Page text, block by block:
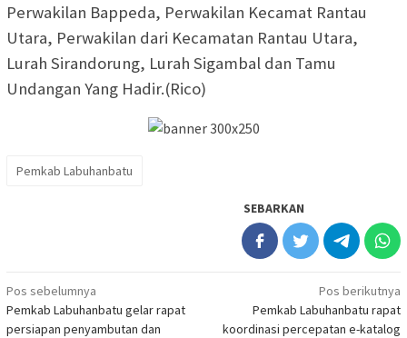
Perwakilan Bappeda, Perwakilan Kecamat Rantau
Utara, Perwakilan dari Kecamatan Rantau Utara,
Lurah Sirandorung, Lurah Sigambal dan Tamu
Undangan Yang Hadir.(Rico)
Pemkab Labuhanbatu
SEBARKAN
Navigasi
pos
Pos sebelumnya
Pemkab Labuhanbatu gelar rapat
persiapan penyambutan dan
Pos berikutnya
Pemkab Labuhanbatu rapat
koordinasi percepatan e-katalog